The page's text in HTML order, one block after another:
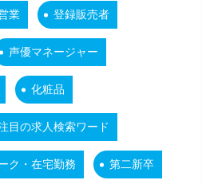
業 登録販売者
声優マネージャー
化粧品
目の求人検索ワード
ク・在宅勤務 第二新卒